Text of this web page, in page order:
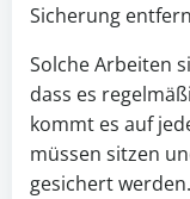
Sicherung
Solche Arbeiten
dass es
kommt es auf
müssen sitzen
gesichert werden.